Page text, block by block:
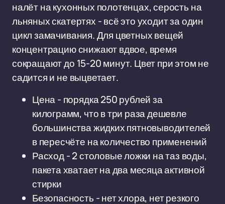
налёт на кухонных полотенцах, серость на
льняных скатертях - всё это уходит за один
цикл замачивания. Для цветных вещей
концентрацию снижают вдвое, время
сокращают до 15-20 минут. Цвет при этом не
садится и не выцветает.
Цена - порядка 250 рублей за
килограмм, что в три раза дешевле
большинства жидких пятновыводителей
в пересчёте на количество применений
Расход - 2 столовые ложки на таз воды,
пакета хватает на два месяца активной
стирки
Безопасность - нет хлора, нет резкого